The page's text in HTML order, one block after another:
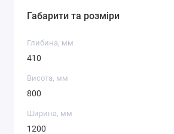
Габарити та розміри
Глибина, мм
410
Висота, мм
800
Ширина, мм
1200